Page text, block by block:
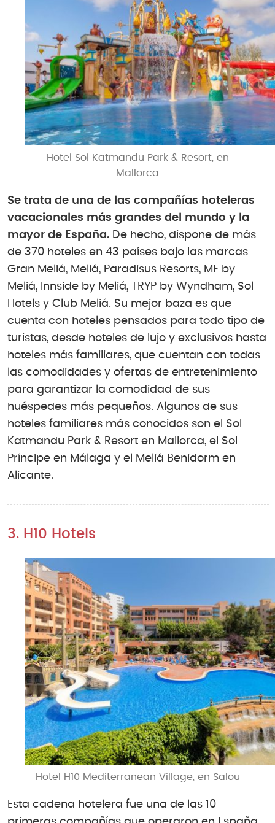
Hotel Sol Katmandu Park & Resort, en
Mallorca
Se trata de una de las compañías hoteleras
vacacionales más grandes del mundo y la
mayor de España. De hecho, dispone de más
de 370 hoteles en 43 países bajo las marcas
Gran Meliá, Meliá, Paradisus Resorts, ME by
Meliá, Innside by Meliá, TRYP by Wyndham, Sol
Hotels y Club Meliá. Su mejor baza es que
cuenta con hoteles pensados para todo tipo de
turistas, desde hoteles de lujo y exclusivos hasta
hoteles más familiares, que cuentan con todas
las comodidades y ofertas de entretenimiento
para garantizar la comodidad de sus
huéspedes más pequeños. Algunos de sus
hoteles familiares más conocidos son el Sol
Katmandu Park & Resort en Mallorca, el Sol
Príncipe en Málaga y el Meliá Benidorm en
Alicante.
3. H10 Hotels
Hotel H10 Mediterranean Village, en Salou
Esta cadena hotelera fue una de las 10